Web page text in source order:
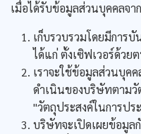
เมื่อได้รับข้อมูลส่วนบุคคลจา
เก็บรวบรวมโดยมีการ
ได้แก่ ตั้งเซิฟเวอร์ด้วย
เราจะใช้ข้อมูลส่วนบุค
ดำเนินของบริษัทตามวั
"วัตถุประสงค์ในการป
บริษัทจะเปิดเผยข้อมูล